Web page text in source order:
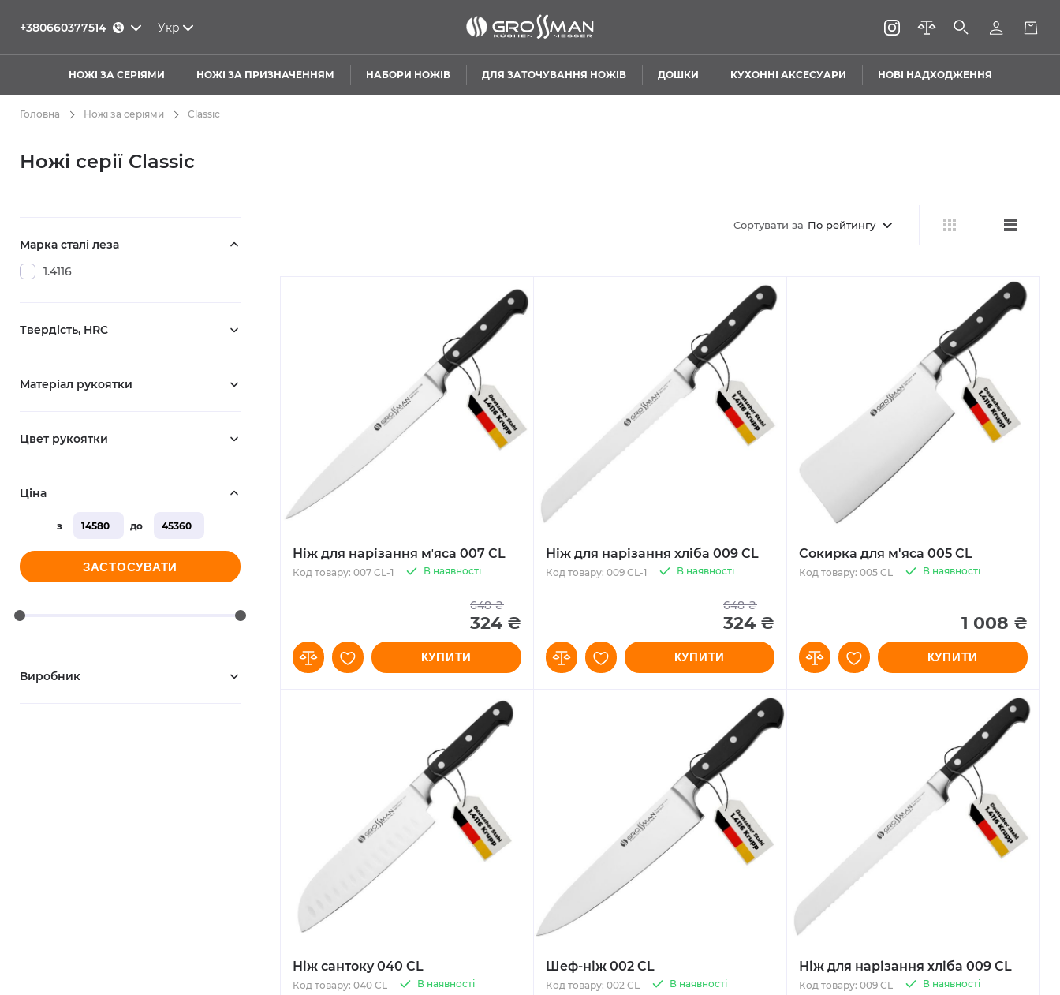
+380660377514 Укр
НОЖІ ЗА СЕРІЯМИ НОЖІ ЗА ПРИЗНАЧЕННЯМ НАБОРИ НОЖІВ ДЛЯ ЗАТОЧУВАННЯ НОЖІВ ДОШКИ КУХОННІ АКСЕСУАРИ НОВІ НАДХОДЖЕННЯ
Головна Ножі за серіями Classic
Ножі серії Classic
Сортувати за По рейтингу
Ніж для нарізання мʼяса 007 CL
В наявності
Код товару: 007 CL-1
324 ₴
648 ₴
КУПИТИ
Ніж для нарізання хліба 009 CL
В наявності
Код товару: 009 CL-1
324 ₴
648 ₴
КУПИТИ
Сокирка для м'яса 005 CL
В наявності
Код товару: 005 CL
1 008 ₴
КУПИТИ
Ніж сантоку 040 CL
В наявності
Код товару: 040 CL
Шеф-ніж 002 CL
В наявності
Код товару: 002 CL
Ніж для нарізання хліба 009 CL
В наявності
Код товару: 009 CL
Марка сталі леза
1.4116
Твердість, HRC
Матеріал рукоятки
Цвет рукоятки
Ціна
з до
ЗАСТОСУВАТИ
Виробник